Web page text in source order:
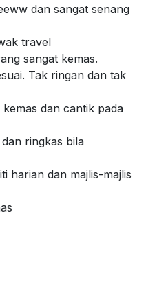
dan sangat senang
travel
sangat kemas.
Tak ringan dan tak
dan cantik pada
ringkas bila
harian dan majlis-majlis